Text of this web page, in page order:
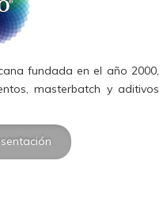
fundada en el año 2000,
masterbatch y aditivos